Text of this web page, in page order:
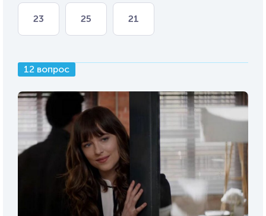
23 25 21
12 вопрос